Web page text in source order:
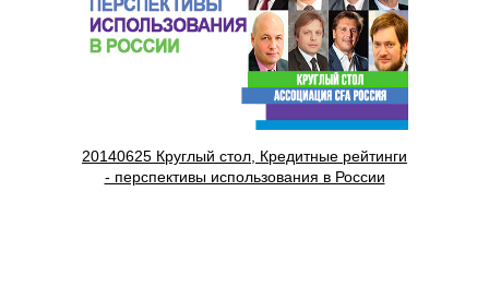
20140625 Круглый стол, Кредитные рейтинги
- перспективы использования в России